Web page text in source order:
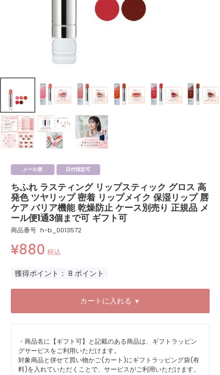
メール便 日付指定可
ちふれ ラスティング リップスティック グロス 高
発色 ツヤリップ 密着 リップメイク 保湿リップ 唇
ケア バリア機能 乾燥防止 ケース別売り 正規品 メ
ール便1通3個まで可 ギフト可
商品番号 h-b_0013572
¥880 税込
獲得ポイント： 8 ポイント
カートに入れる ▼
・商品名に【ギフト可】と記載のある商品は、ギフトラッピン
グサービスをご利用いただけます。
対象商品と併せて買い物かご(カート)にギフトラッピング袋(有
料)を入れていただくことで、サービスがご利用いただけます。